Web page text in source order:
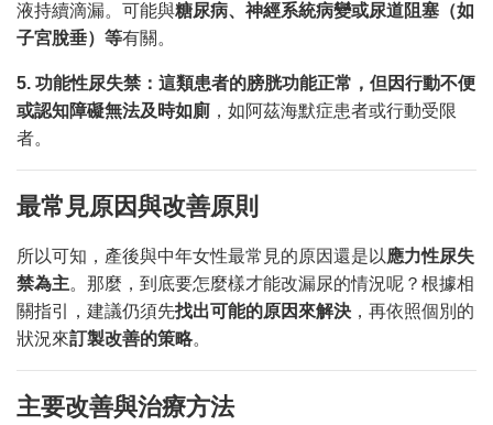
液持續滴漏。可能與糖尿病、神經系統病變或尿道阻塞（如
子宮脫垂）等有關。
5. 功能性尿失禁：這類患者的膀胱功能正常，但因行動不便
或認知障礙無法及時如廁 ，如阿茲海默症患者或行動受限
者。
最常見原因與改善原則
所以可知，產後與中年女性最常見的原因還是以 應力性尿失
禁為主。那麼，到底要怎麼樣才能改漏尿的情況呢？根據相
關指引，建議仍須先找出可能的原因來解決 ，再依照個別的
狀況來訂製改善的策略。
主要改善與治療方法